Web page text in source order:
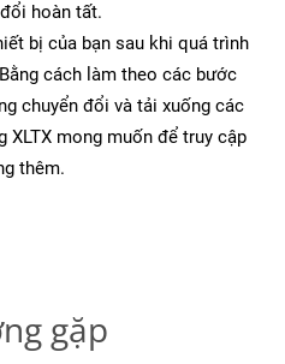
hoàn tất.
bị của bạn sau khi quá trình
cách làm theo các bước
chuyển đổi và tải xuống các
XLTX mong muốn để truy cập
thêm.
gặp